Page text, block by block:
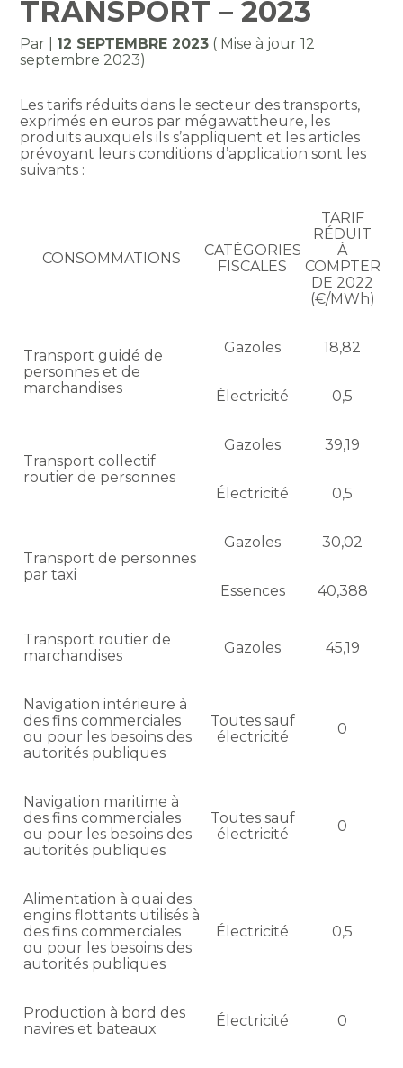
TRANSPORT – 2023
Par 12 SEPTEMBRE 2023 ( Mise à jour 12
septembre 2023)
Les tarifs réduits dans le secteur des transports,
exprimés en euros par mégawattheure, les
produits auxquels ils s’appliquent et les articles
prévoyant leurs conditions d’application sont les
suivants :
CONSOMMATIONS
CATÉGORIES
FISCALES
TARIF
RÉDUIT
À
COMPTER
DE 2022
(€/MWh)
Transport guidé de
personnes et de
marchandises
Gazoles 18,82
Électricité 0,5
Transport collectif
routier de personnes
Gazoles 39,19
Électricité 0,5
Transport de personnes
par taxi
Gazoles 30,02
Essences 40,388
Transport routier de
marchandises
Gazoles 45,19
Navigation intérieure à
des fins commerciales
ou pour les besoins des
autorités publiques
Toutes sauf
électricité
0
Navigation maritime à
des fins commerciales
ou pour les besoins des
autorités publiques
Toutes sauf
électricité
0
Alimentation à quai des
engins flottants utilisés à
des fins commerciales
ou pour les besoins des
autorités publiques
Électricité 0,5
Production à bord des
navires et bateaux
Électricité 0